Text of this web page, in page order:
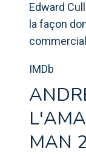
Edward
la façon
IMDb
MAN